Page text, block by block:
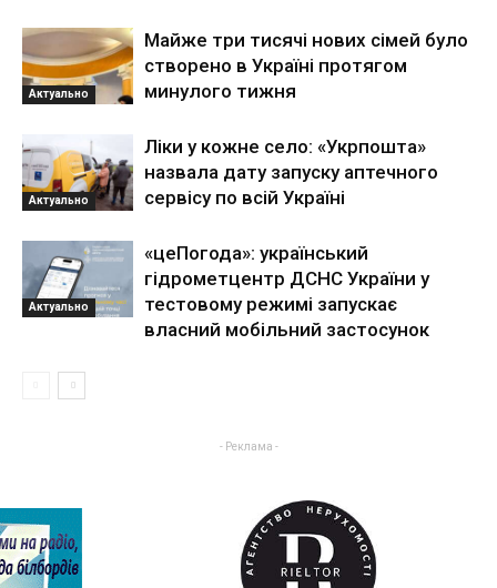
Актуально
Майже три тисячі нових сімей було
створено в Україні протягом
минулого тижня
Актуально
Ліки у кожне село: «Укрпошта»
назвала дату запуску аптечного
сервісу по всій Україні
Актуально
«цеПогода»: український
гідрометцентр ДСНС України у
тестовому режимі запускає
власний мобільний застосунок
- Реклама -